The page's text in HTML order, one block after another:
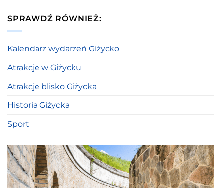
SPRAWDŹ RÓWNIEŻ:
Kalendarz wydarzeń Giżycko
Atrakcje w Giżycku
Atrakcje blisko Giżycka
Historia Giżycka
Sport